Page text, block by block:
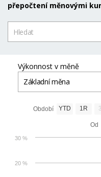
přepočtení měnovými
Výkonnost v měně
Základní měna
20 %
30 %
Období YTD 1R
Od